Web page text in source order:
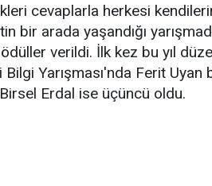
cevaplarla herkesi
bir arada yaşandığı
verildi. İlk kez bu yıl
Bilgi Yarışması'nda Ferit Uyan
Erdal ise üçüncü oldu.